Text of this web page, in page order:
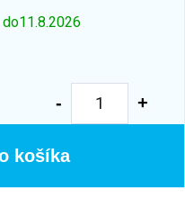
do11.8.2026
košíka